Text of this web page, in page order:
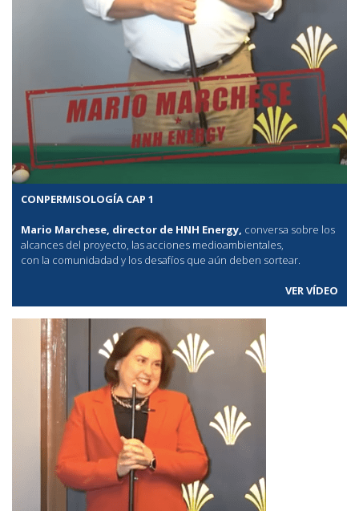
CONPERMISOLOGÍA CAP 1
Mario Marchese, director de HNH Energy, conversa sobre los
alcances del proyecto, las acciones medioambientales,
con la comunidadad y los desafíos que aún deben sortear.
VER VÍDEO